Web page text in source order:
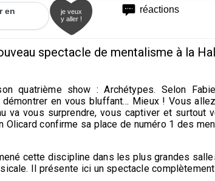
réactions
en
je veux
y aller !
spectacle de mentalisme à la
quatrième show : Archétypes. Selon
en vous bluffant… Mieux ! Vous
va vous surprendre, vous captiver et surtout
Olicard confirme sa place de numéro 1 des
cette discipline dans les plus grandes
Il présente ici un spectacle